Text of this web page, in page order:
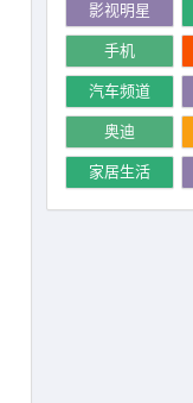
影视明星
手机
汽车频道
奥迪
家居生活